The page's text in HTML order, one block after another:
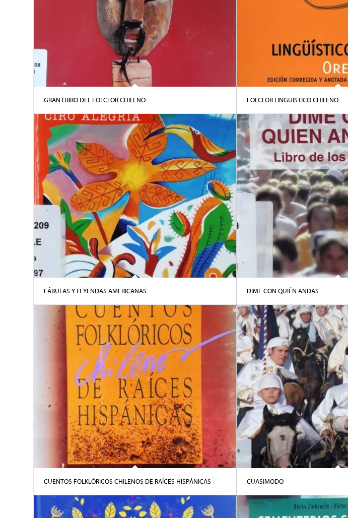
GRAN LIBRO DEL FOLCLOR CHILENO FOLCLOR LINGUISTICO CHILENO
FÁBULAS Y LEYENDAS AMERICANAS DIME CON QUIÉN ANDAS
CUENTOS FOLKLÓRICOS CHILENOS DE RAÍCES HISPÁNICAS CUASIMODO